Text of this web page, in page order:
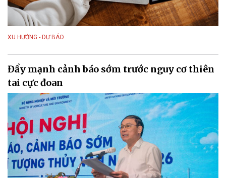
XU HƯỚNG - DỰ BÁO
Đẩy mạnh cảnh báo sớm trước nguy cơ thiên
tai cực đoan